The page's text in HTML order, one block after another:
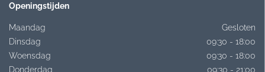
Openingstijden
Maandag
Gesloten
Dinsdag
09:30 - 18:00
Woensdag
09:30 - 18:00
Donderdag
09:30 - 21:00